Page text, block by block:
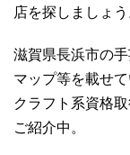
店を探しましょう
滋賀県長浜市の
マップ等を載せて
クラフト系資格
ご紹介中。